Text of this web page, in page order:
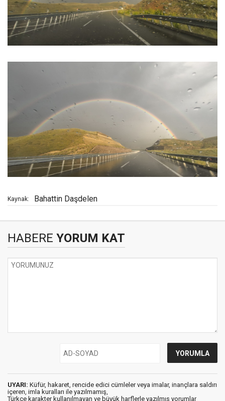
Kaynak: Bahattin Daşdelen
HABERE YORUM KAT
UYARI: Küfür, hakaret, rencide edici cümleler veya imalar, inançlara saldırı
içeren, imla kuralları ile yazılmamış,
Türkçe karakter kullanılmayan ve büyük harflerle yazılmış yorumlar